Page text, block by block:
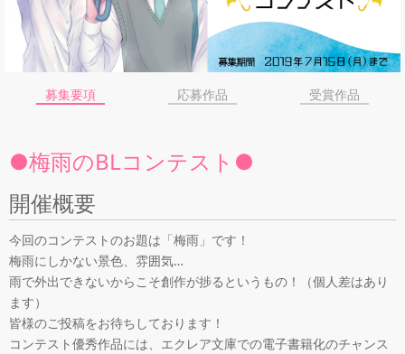
募集要項 応募作品 受賞作品
●梅雨のBLコンテスト●
開催概要
今回のコンテストのお題は「梅雨」です！
梅雨にしかない景色、雰囲気…
雨で外出できないからこそ創作が捗るというもの！（個人差はあり
ます）
皆様のご投稿をお待ちしております！
コンテスト優秀作品には、エクレア文庫での電子書籍化のチャンス